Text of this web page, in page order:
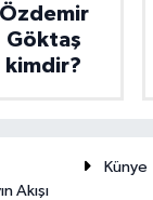
Özdemir
Göktaş
kimdir?
Künye
Akışı